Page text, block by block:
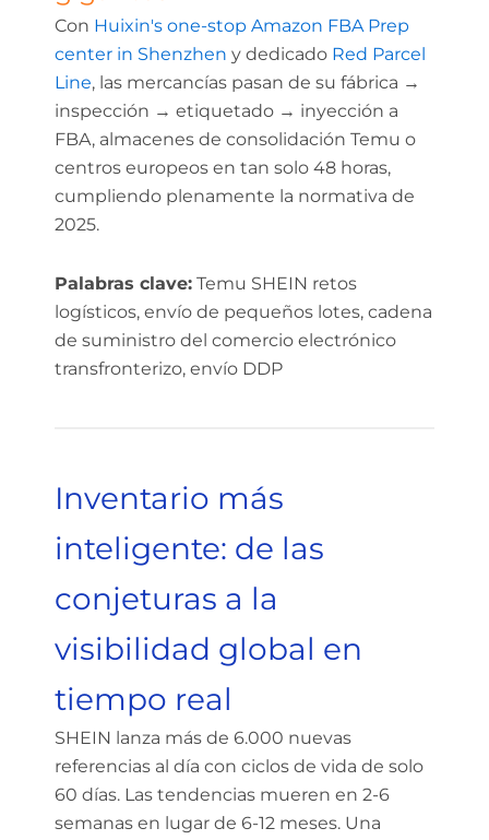
Con Huixin's one-stop Amazon FBA Prep
center in Shenzhen y dedicado Red Parcel
Line, las mercancías pasan de su fábrica →
inspección → etiquetado → inyección a
FBA, almacenes de consolidación Temu o
centros europeos en tan solo 48 horas,
cumpliendo plenamente la normativa de
2025.
Palabras clave:Temu SHEIN retos
logísticos, envío de pequeños lotes, cadena
de suministro del comercio electrónico
transfronterizo, envío DDP
Inventario más
inteligente: de las
conjeturas a la
visibilidad global en
tiempo real
SHEIN lanza más de 6.000 nuevas
referencias al día con ciclos de vida de solo
60 días. Las tendencias mueren en 2-6
semanas en lugar de 6-12 meses. Una